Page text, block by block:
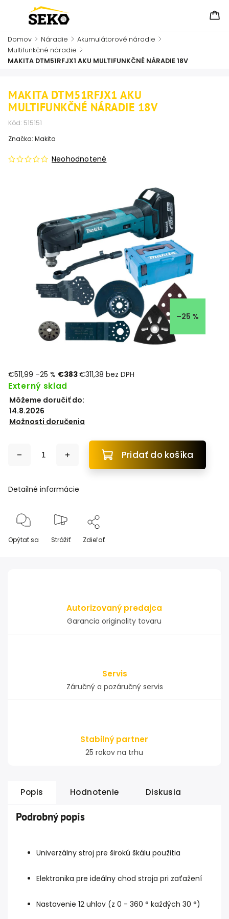
Domov / Náradie / Akumulátorové náradie /
Multifunkčné náradie /
MAKITA DTM51RFJX1 AKU MULTIFUNKČNÉ NÁRADIE 18V
MAKITA DTM51RFJX1 AKU
MULTIFUNKČNÉ NÁRADIE 18V
Kód: 515151
Neohodnotené
Značka: Makita
–25 %
€511,99 –25 % €383€311,38 bez DPH
Externý sklad
Môžeme doručiť do:
14.8.2026
Možnosti doručenia
Pridať do košíka
Detailné informácie
Opýtať sa Strážiť Zdieľať
Autorizovaný predajca
Garancia originality tovaru
Servis
Záručný a pozáručný servis
Stabilný partner
25 rokov na trhu
Popis Hodnotenie Diskusia
Podrobný popis
Univerzálny stroj pre širokú škálu použitia
Elektronika pre ideálny chod stroja pri zaťažení
Nastavenie 12 uhlov (z 0 - 360 ° každých 30 °)